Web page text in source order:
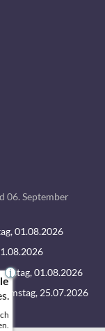
06. September
01.08.2026
01.08.2026
Samstag, 25.07.2026
i